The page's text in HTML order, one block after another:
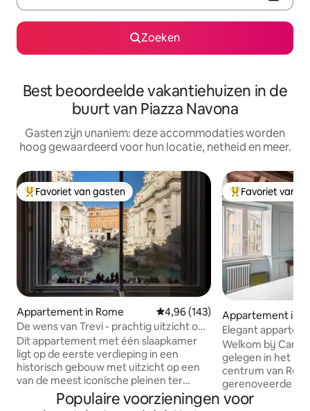
Zoeken
Best beoordeelde vakantiehuizen in de
buurt van Piazza Navona
Gasten zijn unaniem: deze accommodaties worden
hoog gewaardeerd voor hun locatie, netheid en meer.
Topfavoriet van gasten
Favoriet van gasten
Appartement in Rome Gemiddelde beoordeling van
4,96 (143)
De wens van Trevi - prachtig uitzicht op
de Trevifontein
Dit appartement met één slaapkamer
ligt op de eerste verdieping in een
historisch gebouw met uitzicht op een
van de meest iconische pleinen ter
wereld en beschikt over moderne
voorzieningen en een
Topfavoriet van
Favoriet van
Appartement in
Elegant
kingsize bed
Welkom bij
gelegen in het
centrum van
gerenoveerde
unieke mix van
Populaire voorzieningen voor